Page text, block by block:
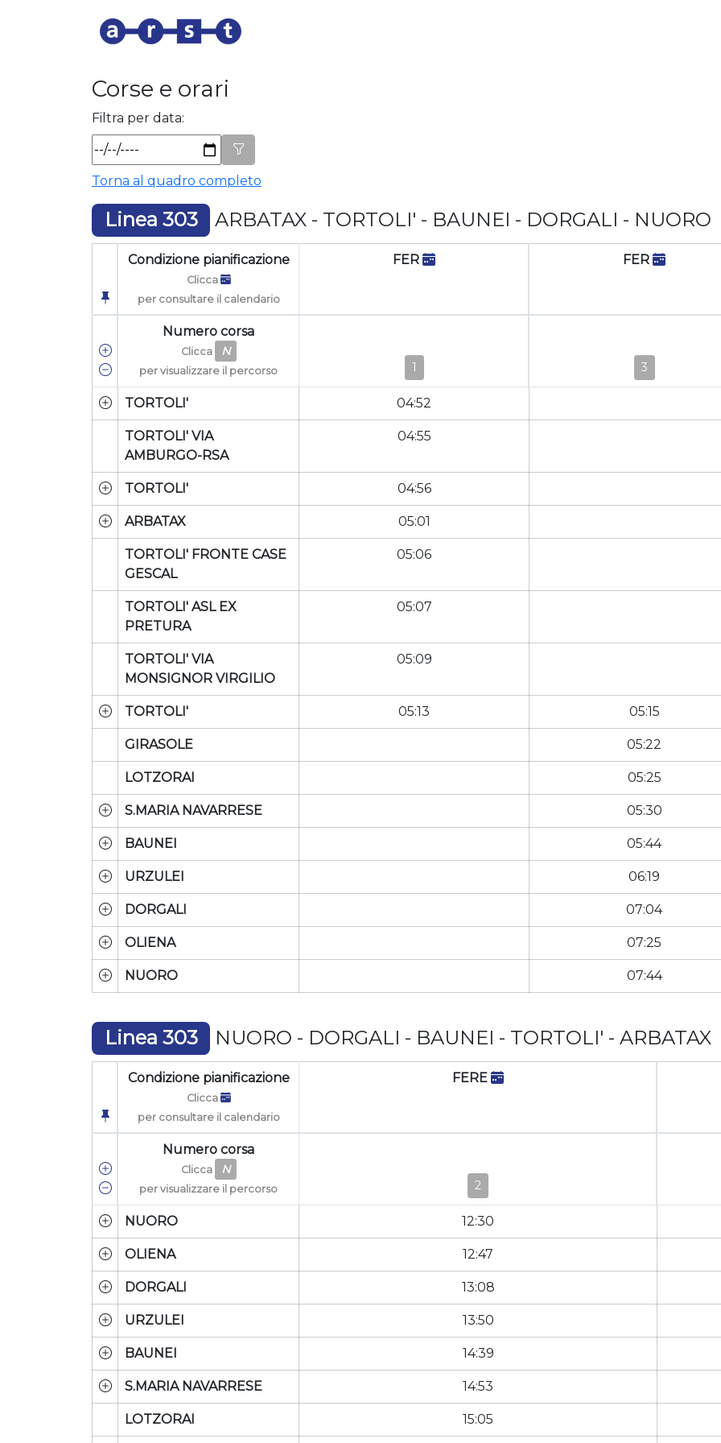
Corse e orari
Filtra per data:
Torna al quadro completo
Linea 303 ARBATAX - TORTOLI' - BAUNEI - DORGALI - NUORO
Condizione pianificazione
Clicca
per consultare il calendario
FER FER
Numero corsa
Clicca N
per visualizzare il percorso 1 3
TORTOLI' 04:52
TORTOLI' VIA
AMBURGO-RSA
04:55
TORTOLI' 04:56
ARBATAX 05:01
TORTOLI' FRONTE CASE
GESCAL
05:06
TORTOLI' ASL EX
PRETURA
05:07
TORTOLI' VIA
MONSIGNOR VIRGILIO
05:09
TORTOLI' 05:13 05:15
GIRASOLE 05:22
LOTZORAI 05:25
S.MARIA NAVARRESE 05:30
BAUNEI 05:44
URZULEI 06:19
DORGALI 07:04
OLIENA 07:25
NUORO 07:44
Linea 303 NUORO - DORGALI - BAUNEI - TORTOLI' - ARBATAX
Condizione pianificazione
Clicca
per consultare il calendario
FERE
Numero corsa
Clicca N
per visualizzare il percorso 2
NUORO 12:30
OLIENA 12:47
DORGALI 13:08
URZULEI 13:50
BAUNEI 14:39
S.MARIA NAVARRESE 14:53
LOTZORAI 15:05